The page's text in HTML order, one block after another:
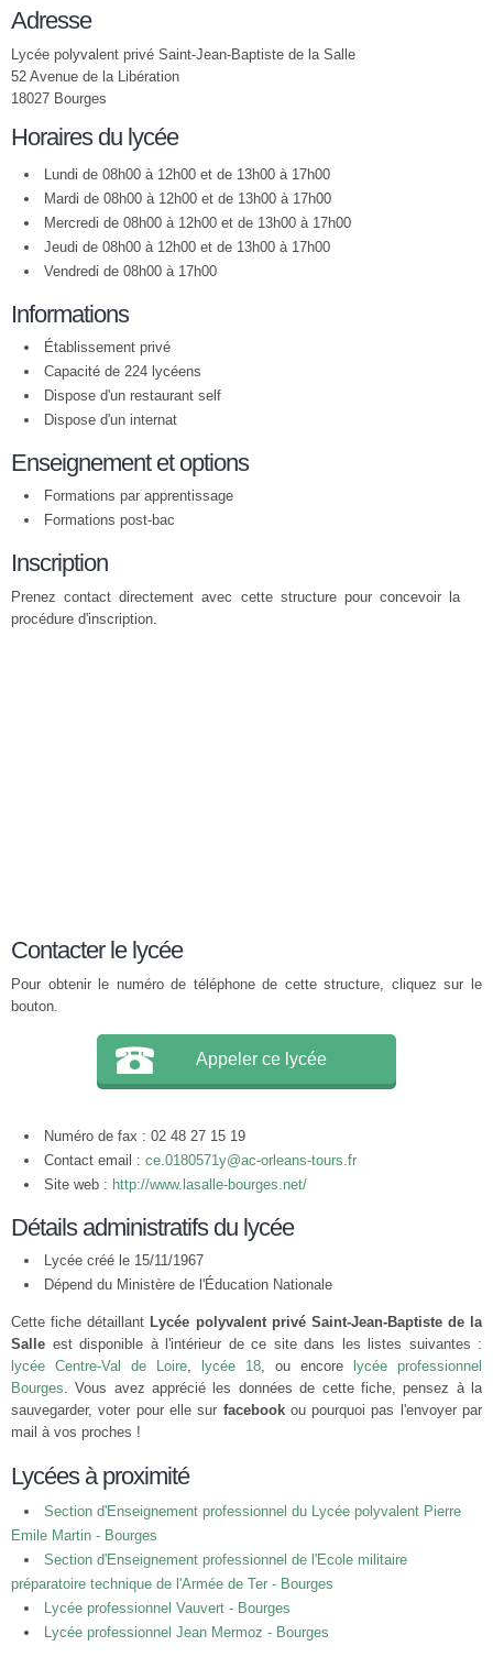
Adresse
Lycée polyvalent privé Saint-Jean-Baptiste de la Salle
52 Avenue de la Libération
18027 Bourges
Horaires du lycée
Lundi de 08h00 à 12h00 et de 13h00 à 17h00
Mardi de 08h00 à 12h00 et de 13h00 à 17h00
Mercredi de 08h00 à 12h00 et de 13h00 à 17h00
Jeudi de 08h00 à 12h00 et de 13h00 à 17h00
Vendredi de 08h00 à 17h00
Informations
Établissement privé
Capacité de 224 lycéens
Dispose d'un restaurant self
Dispose d'un internat
Enseignement et options
Formations par apprentissage
Formations post-bac
Inscription
Prenez contact directement avec cette structure pour concevoir la
procédure d'inscription.
Contacter le lycée
Pour obtenir le numéro de téléphone de cette structure, cliquez sur le
bouton.
Appeler ce lycée
Numéro de fax : 02 48 27 15 19
Contact email : ce.0180571y@ac-orleans-tours.fr
Site web : http://www.lasalle-bourges.net/
Détails administratifs du lycée
Lycée créé le 15/11/1967
Dépend du Ministère de l'Éducation Nationale
Cette fiche détaillant Lycée polyvalent privé Saint-Jean-Baptiste de la
Salle est disponible à l'intérieur de ce site dans les listes suivantes :
lycée Centre-Val de Loire, lycée 18, ou encore
lycée professionnel
Bourges. Vous avez apprécié les données de cette fiche, pensez à la
sauvegarder, voter pour elle sur facebookou pourquoi pas l'envoyer par
mail à vos proches !
Lycées à proximité
Section d'Enseignement professionnel du Lycée polyvalent Pierre
Emile Martin - Bourges
Section d'Enseignement professionnel de l'Ecole militaire
préparatoire technique de l'Armée de Ter - Bourges
Lycée professionnel Vauvert - Bourges
Lycée professionnel Jean Mermoz - Bourges